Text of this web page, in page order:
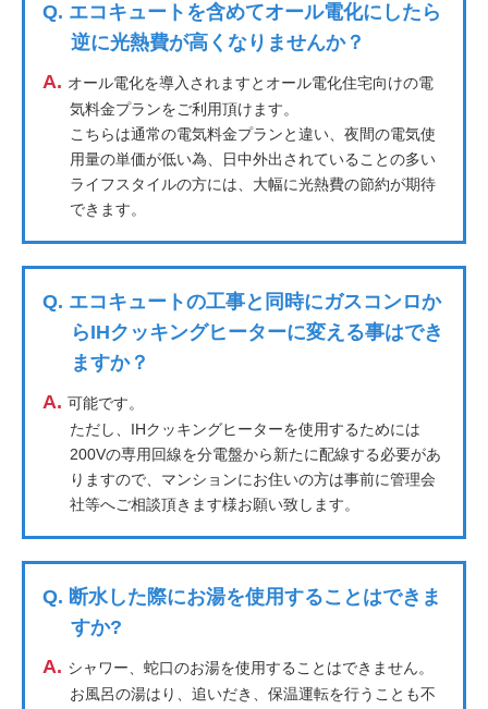
Q. エコキュートを含めてオール電化にしたら
逆に光熱費が高くなりませんか？
A. オール電化を導入されますとオール電化住宅向けの電
気料金プランをご利用頂けます。
こちらは通常の電気料金プランと違い、夜間の電気使
用量の単価が低い為、日中外出されていることの多い
ライフスタイルの方には、大幅に光熱費の節約が期待
できます。
Q. エコキュートの工事と同時にガスコンロか
らIHクッキングヒーターに変える事はでき
ますか？
A. 可能です。
ただし、IHクッキングヒーターを使用するためには
200Vの専用回線を分電盤から新たに配線する必要があ
りますので、マンションにお住いの方は事前に管理会
社等へご相談頂きます様お願い致します。
Q. 断水した際にお湯を使用することはできま
すか?
A. シャワー、蛇口のお湯を使用することはできません。
お風呂の湯はり、追いだき、保温運転を行うことも不